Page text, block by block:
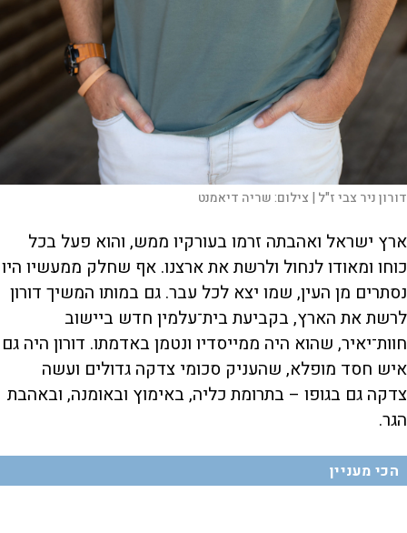
דורון ניר צבי ז"ל | צילום:שריה דיאמנט
ארץ ישראל ואהבתה זרמו בעורקיו ממש, והוא פעל בכל
כוחו ומאודו לנחול ולרשת את ארצנו. אף שחלק ממעשיו היו
נסתרים מן העין, שמו יצא לכל עבר. גם במותו המשיך דורון
לרשת את הארץ, בקביעת בית־עלמין חדש ביישוב
חוות־יאיר, שהוא היה ממייסדיו ונטמן באדמתו. דורון היה גם
איש חסד מופלא, שהעניק סכומי צדקה גדולים ועשה
צדקה גם בגופו – בתרומת כליה, באימוץ ובאומנה, ובאהבת
הגר.
הכי מעניין